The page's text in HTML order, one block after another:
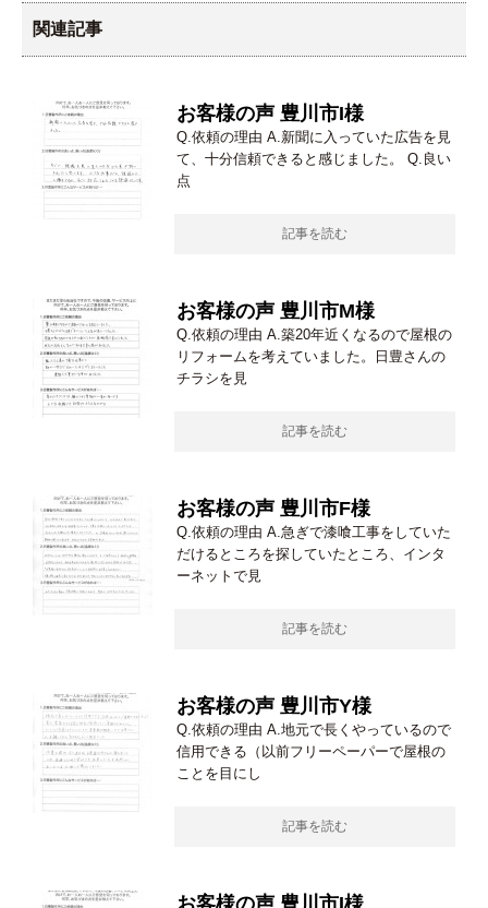
関連記事
お客様の声 豊川市I様
Q.依頼の理由 A.新聞に入っていた広告を見
て、十分信頼できると感じました。 Q.良い
点
記事を読む
お客様の声 豊川市M様
Q.依頼の理由 A.築20年近くなるので屋根の
リフォームを考えていました。日豊さんの
チラシを見
記事を読む
お客様の声 豊川市F様
Q.依頼の理由 A.急ぎで漆喰工事をしていた
だけるところを探していたところ、インタ
ーネットで見
記事を読む
お客様の声 豊川市Y様
Q.依頼の理由 A.地元で長くやっているので
信用できる（以前フリーペーパーで屋根の
ことを目にし
記事を読む